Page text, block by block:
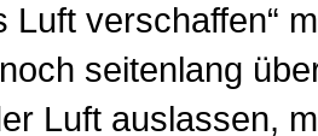
Luft verschaffen“
seitenlang
Luft auslassen,